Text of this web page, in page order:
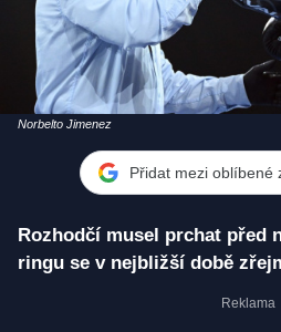
Norbelto Jimenez
Přidat mezi oblíbené
Rozhodčí musel prchat před
ringu se v nejbližší době